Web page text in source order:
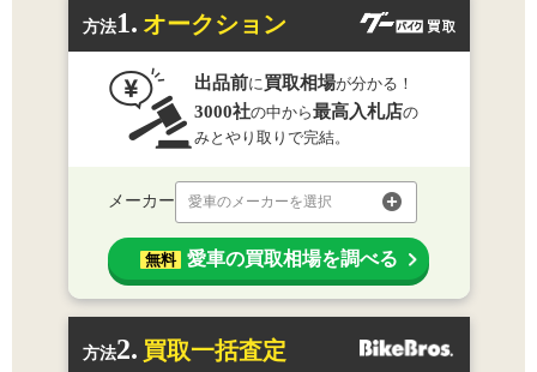
方法1. オークション
出品前に 買取相場が分かる！
3000社の中から最高入札店の
みとやり取りで完結。
メーカー 愛車のメーカーを選択
無料 愛車の買取相場を調べる
方法2. 買取一括査定